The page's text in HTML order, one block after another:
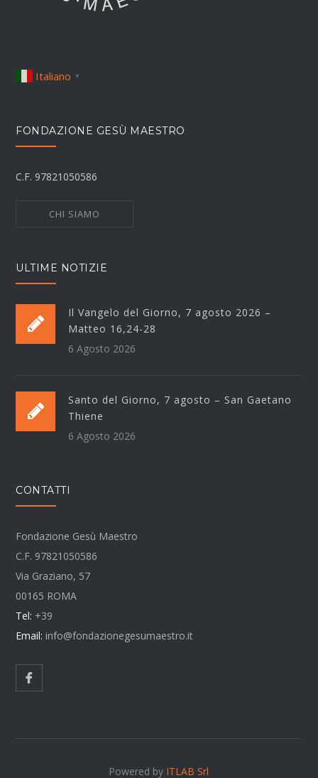
Italiano ▼
FONDAZIONE GESÙ MAESTRO
C.F. 97821050586
CHI SIAMO
ULTIME NOTIZIE
Il Vangelo del Giorno, 7 agosto 2026 –
Matteo 16,24-28
6 Agosto 2026
Santo del Giorno, 7 agosto – San Gaetano
Thiene
6 Agosto 2026
CONTATTI
Fondazione Gesù Maestro
C.F. 97821050586
Via Graziano, 57
00165 ROMA
Tel: +39
Email: info@fondazionegesumaestro.it
Powered by ITLAB Srl